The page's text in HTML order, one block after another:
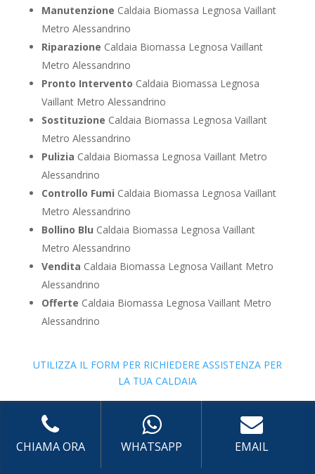
Manutenzione Caldaia Biomassa Legnosa Vaillant
Metro Alessandrino
Riparazione Caldaia Biomassa Legnosa Vaillant
Metro Alessandrino
Pronto Intervento Caldaia Biomassa Legnosa
Vaillant Metro Alessandrino
Sostituzione Caldaia Biomassa Legnosa Vaillant
Metro Alessandrino
Pulizia Caldaia Biomassa Legnosa Vaillant Metro
Alessandrino
Controllo Fumi Caldaia Biomassa Legnosa Vaillant
Metro Alessandrino
Bollino Blu Caldaia Biomassa Legnosa Vaillant
Metro Alessandrino
Vendita Caldaia Biomassa Legnosa Vaillant Metro
Alessandrino
Offerte Caldaia Biomassa Legnosa Vaillant Metro
Alessandrino
UTILIZZA IL FORM PER RICHIEDERE ASSISTENZA PER
LA TUA CALDAIA
Assistenza Caldaia Zeolite
CHIAMA ORA WHATSAPP EMAIL